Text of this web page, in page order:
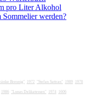
pro Liter Alkohol
Sommelier werden?
Breunig" 1972 "Stefan Sattran" 1989 1978
1986 "Lunas Delikatessen" 1974 1606